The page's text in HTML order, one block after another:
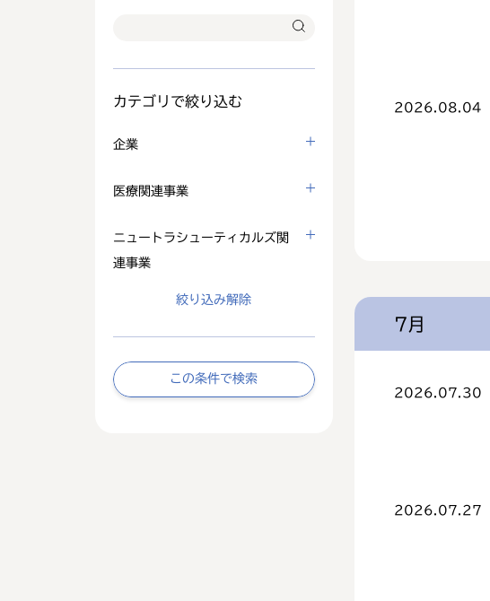
カテゴリで絞り込む
企業
医療関連事業
ニュートラシューティカルズ関
連事業
絞り込み解除
この条件で検索
2026.08.04
7月
2026.07.30
2026.07.27